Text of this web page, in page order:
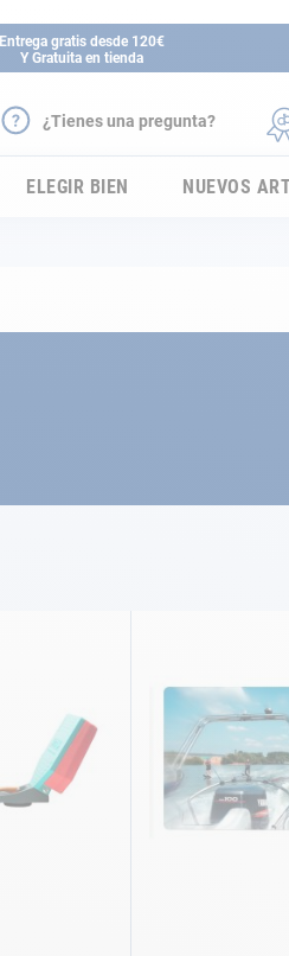
Entrega gratis desde 120€
Y Gratuita en tienda
¿Tienes una pregunta?
ELEGIR BIEN NUEVOS